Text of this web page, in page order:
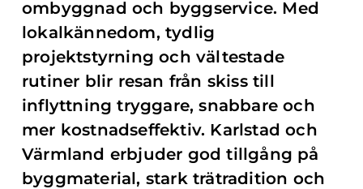
ombyggnad och byggservice. Med
lokalkännedom, tydlig
projektstyrning och vältestade
rutiner blir resan från skiss till
inflyttning tryggare, snabbare och
mer kostnadseffektiv. Karlstad och
Värmland erbjuder god tillgång på
byggmaterial, stark trätradition och